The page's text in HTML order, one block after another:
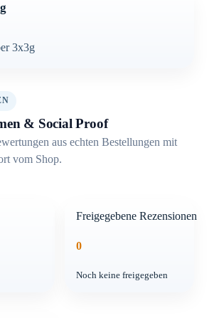
3x3g
& Social Proof
aus echten Bestellungen mit
vom Shop.
Freigegebene Rezensionen
0
Noch keine freigegeben